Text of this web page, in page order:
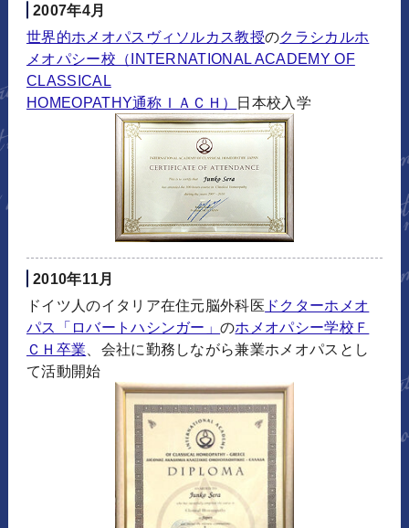
2007年4月
世界的ホメオパスヴィソルカス教授のクラシカルホ
メオパシー校（INTERNATIONAL ACADEMY OF
CLASSICAL
HOMEOPATHY通称ＩＡＣＨ） 日本校入学
2010年11月
ドイツ人のイタリア在住元脳外科医 ドクターホメオ
パス「ロバートハシンガー」のホメオパシー学校Ｆ
ＣＨ卒業 、会社に勤務しながら兼業ホメオパスとし
て活動開始